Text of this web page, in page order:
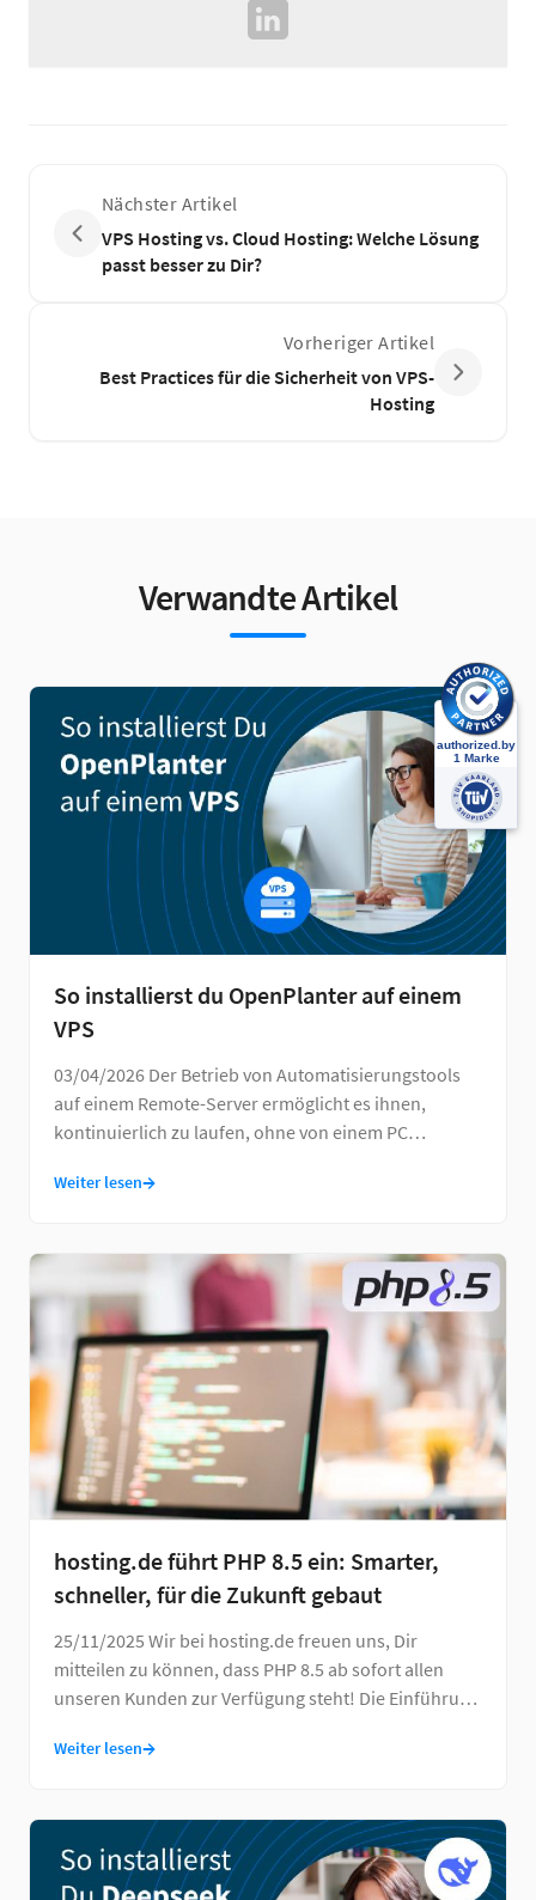
Nächster Artikel
VPS Hosting vs. Cloud Hosting: Welche Lösung
passt besser zu Dir?
Vorheriger Artikel
Best Practices für die Sicherheit von VPS-
Hosting
Verwandte Artikel
So installierst du OpenPlanter auf einem
VPS
03/04/2026 Der Betrieb von Automatisierungstools
auf einem Remote-Server ermöglicht es ihnen,
kontinuierlich zu laufen, ohne von einem PC
Weiter lesen→
hosting.de führt PHP 8.5 ein: Smarter,
schneller, für die Zukunft gebaut
25/11/2025 Wir bei hosting.de freuen uns, Dir
mitteilen zu können, dass PHP 8.5 ab sofort allen
unseren Kunden zur Verfügung steht! Die Einführung
Weiter lesen→